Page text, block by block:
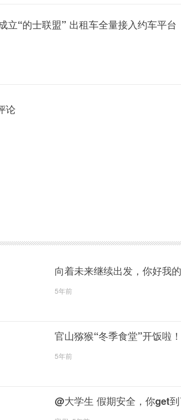
立“的士联盟” 出租车全量接入约车平台
论
向着未来继续出发，你好我
5年前
官山猕猴“冬季食堂”开饭啦！
5年前
@大学生 假期安全，你get到